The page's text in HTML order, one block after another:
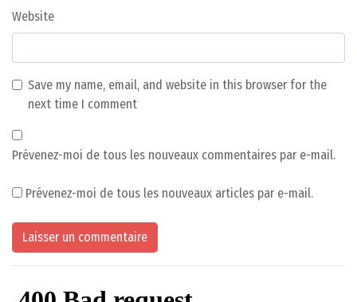
Website
Save my name, email, and website in this browser for the
next time I comment
Prévenez-moi de tous les nouveaux commentaires par e-mail.
Prévenez-moi de tous les nouveaux articles par e-mail.